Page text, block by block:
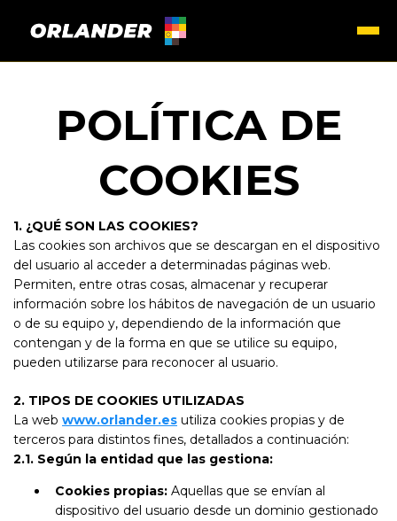
POLÍTICA DE
COOKIES
1. ¿QUÉ SON LAS COOKIES?
Las cookies son archivos que se descargan en el dispositivo
del usuario al acceder a determinadas páginas web.
Permiten, entre otras cosas, almacenar y recuperar
información sobre los hábitos de navegación de un usuario
o de su equipo y, dependiendo de la información que
contengan y de la forma en que se utilice su equipo,
pueden utilizarse para reconocer al usuario.
2. TIPOS DE COOKIES UTILIZADAS
La web www.orlander.es utiliza cookies propias y de
terceros para distintos fines, detallados a continuación:
2.1. Según la entidad que las gestiona:
Cookies propias: Aquellas que se envían al
dispositivo del usuario desde un dominio gestionado